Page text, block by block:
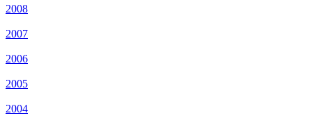
2008
2007
2006
2005
2004